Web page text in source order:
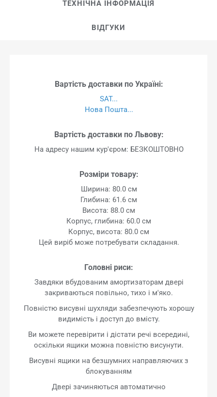
ТЕХНІЧНА ІНФОРМАЦІЯ
ВІДГУКИ
Вартість доставки по Україні:
SAT...
Нова Пошта...
Вартість доставки по Львову:
На адресу нашим кур'єром: БЕЗКОШТОВНО
Розміри товару:
Ширина: 80.0 см
Глибина: 61.6 см
Висота: 88.0 см
Корпус, глибина: 60.0 см
Корпус, висота: 80.0 см
Цей виріб може потребувати складання.
Головні риси:
Завдяки вбудованим амортизаторам двері
закриваються повільно, тихо і м'яко.
Повністю висувні шухляди забезпечують хорошу
видимість і доступ до вмісту.
Ви можете перевірити і дістати речі всередині,
оскільки ящики можна повністю висунути.
Висувні ящики на безшумних направляючих з
блокуванням
Двері зачиняються автоматично